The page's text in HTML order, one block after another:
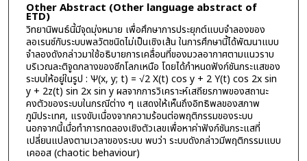
Other Abstract (Other language abstract of
ETD)
วิทยานิพนธ์นี้มีจุดมุ่งหมาย เพื่อศึกษาการประยุกต์แบบจำลองของ
ลอเรนช์กับระบบพลวัตชนิดไม่เป็นเชิงเส้น ในการศึกษานี้ได้พัฒนาแบบ
จำลองดังกล่าวมาใช้อธิบายการเคลื่อนที่ของมวลอากาศตามแนวราบ
บริเวณละติจูดกลางของซีกโลกเหนือ โดยได้กำหนดฟังก์ชันกระแสของ
ระบบให้อยู่ในรูป : Ѱ(x, y; t) = √2 X(t) cos y + 2 Y(t) cos 2x sin
y + 2z(t) sin 2x sin y ผลจากการวิเคราะห์เสถียรภาพของสถานะ
คงตัวของระบบในกรณีต่าง ๆ แสดงให้เห็นถึงอิทธิพลของสภาพ
ภูมิประเทศ, แรงขับเนื่องจากความร้อนต่อพฤติกรรมของระบบ
นอกจากนี้เมื่อทำการทดลองเชิงตัวเลขเพื่อหาค่าฟังก์ชันกระแสที่
เปลี่ยนแปลงตามเวลาของระบบ พบว่า ระบบดังกล่าวมีพฤติกรรมแบบ
เคออส (chaotic behaviour)